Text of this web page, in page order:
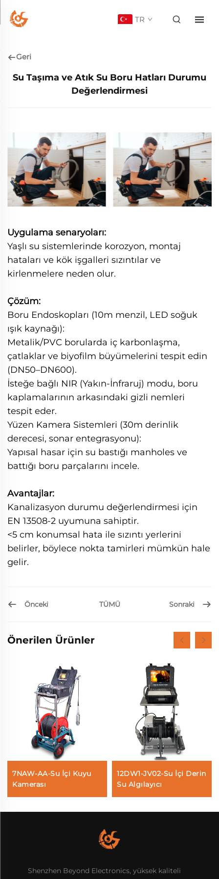
TR
Geri
Su Taşıma ve Atık Su Boru Hatları Durumu
Değerlendirmesi
Uygulama senaryoları:
Yaşlı su sistemlerinde korozyon, montaj
hataları ve kök işgalleri sızıntılar ve
kirlenmelere neden olur.
Çözüm:
Boru Endoskopları (10m menzil, LED soğuk
ışık kaynağı):
Metalik/PVC borularda iç karbonlaşma,
çatlaklar ve biyofilm büyümelerini tespit edin
(DN50–DN600).
İsteğe bağlı NIR (Yakın-İnfraruj) modu, boru
kaplamalarının arkasındaki gizli nemleri
tespit eder.
Yüzen Kamera Sistemleri (30m derinlik
derecesi, sonar entegrasyonu):
Yapısal hasar için su bastığı manholes ve
battığı boru parçalarını incele.
Avantajlar:
Kanalizasyon durumu değerlendirmesi için
EN 13508-2 uyumuna sahiptir.
<5 cm konumsal hata ile sızıntı yerlerini
belirler, böylece nokta tamirleri mümkün hale
gelir.
Önceki TÜMÜ Sonraki
Önerilen Ürünler
7NAW-AA-Su İçi Kuyu
Kamerası
12DW1-JV02-Su İçi Derin
Su Algılayıcı
Shenzhen Beyond Electronics, yüksek kaliteli